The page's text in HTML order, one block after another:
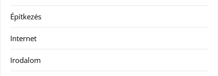
Építkezés
Internet
Irodalom